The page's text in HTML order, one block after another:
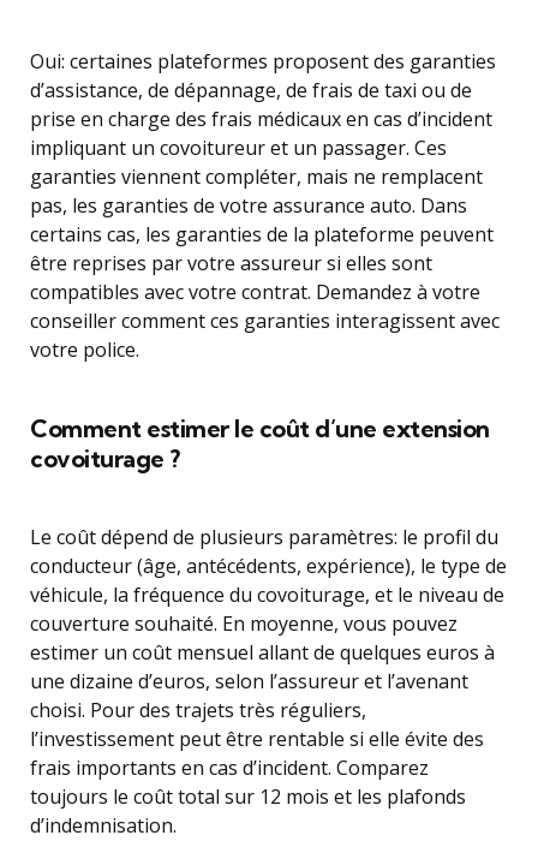
Oui: certaines plateformes proposent des garanties
d’assistance, de dépannage, de frais de taxi ou de
prise en charge des frais médicaux en cas d’incident
impliquant un covoitureur et un passager. Ces
garanties viennent compléter, mais ne remplacent
pas, les garanties de votre assurance auto. Dans
certains cas, les garanties de la plateforme peuvent
être reprises par votre assureur si elles sont
compatibles avec votre contrat. Demandez à votre
conseiller comment ces garanties interagissent avec
votre police.
Comment estimer le coût d’une extension
covoiturage ?
Le coût dépend de plusieurs paramètres: le profil du
conducteur (âge, antécédents, expérience), le type de
véhicule, la fréquence du covoiturage, et le niveau de
couverture souhaité. En moyenne, vous pouvez
estimer un coût mensuel allant de quelques euros à
une dizaine d’euros, selon l’assureur et l’avenant
choisi. Pour des trajets très réguliers,
l’investissement peut être rentable si elle évite des
frais importants en cas d’incident. Comparez
toujours le coût total sur 12 mois et les plafonds
d’indemnisation.